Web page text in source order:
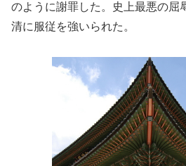
のように謝罪した。史上最悪の屈
清に服従を強いられた。